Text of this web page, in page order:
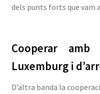
dels punts forts que vam
Cooperar amb
Luxemburg i
D’altra banda la